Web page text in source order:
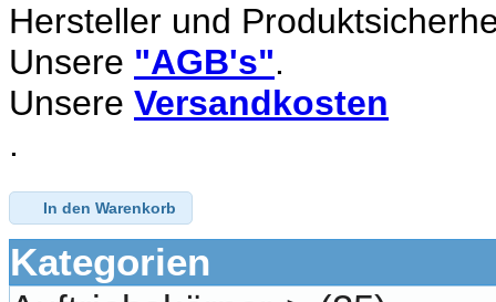
Hersteller und
Unsere "AGB's".
Unsere Versandkosten
.
In den Warenkorb
Kategorien